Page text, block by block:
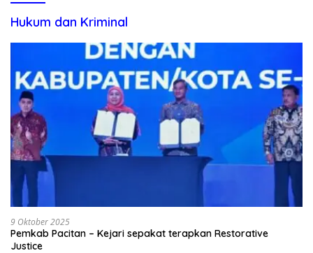
Hukum dan Kriminal
9 Oktober 2025
Pemkab Pacitan – Kejari sepakat terapkan Restorative
Justice